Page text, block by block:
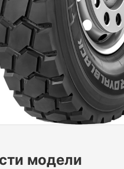
модели